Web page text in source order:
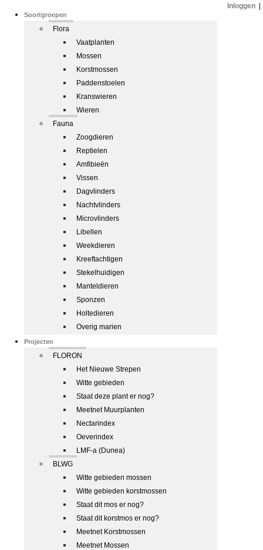
Soortgroepen
Flora
Vaatplanten
Mossen
Korstmossen
Paddenstoelen
Kranswieren
Wieren
Fauna
Zoogdieren
Reptielen
Amfibieën
Vissen
Dagvlinders
Nachtvlinders
Microvlinders
Libellen
Weekdieren
Kreeftachtigen
Stekelhuidigen
Manteldieren
Sponzen
Holtedieren
Overig marien
Projecten
FLORON
Het Nieuwe Strepen
Witte gebieden
Staat deze plant er nog?
Meetnet Muurplanten
Nectarindex
Oeverindex
LMF-a (Dunea)
BLWG
Witte gebieden mossen
Witte gebieden korstmossen
Staat dit mos er nog?
Staat dit korstmos er nog?
Meetnet Korstmossen
Meetnet Mossen
Inloggen